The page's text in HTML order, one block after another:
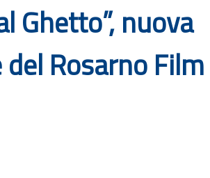
Ghetto”, nuova
Rosarno Film